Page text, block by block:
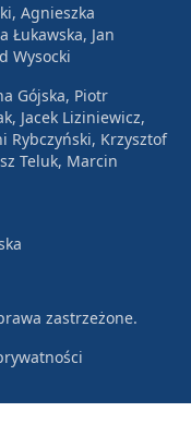
Agnieszka
Łukawska, Jan
Wysocki
Gójska, Piotr
Jacek Liziniewicz,
Rybczyński, Krzysztof
Teluk, Marcin
zastrzeżone.